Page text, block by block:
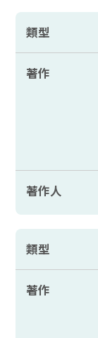
類型
著作
著作人
類型
著作